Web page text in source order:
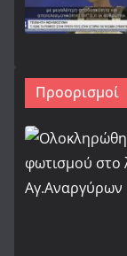
Προορισμοί